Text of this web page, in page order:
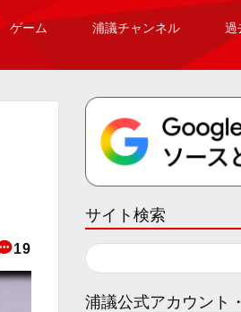
ゲーム 浦議チャンネル 過
19
サイト検索
浦議公式アカウント